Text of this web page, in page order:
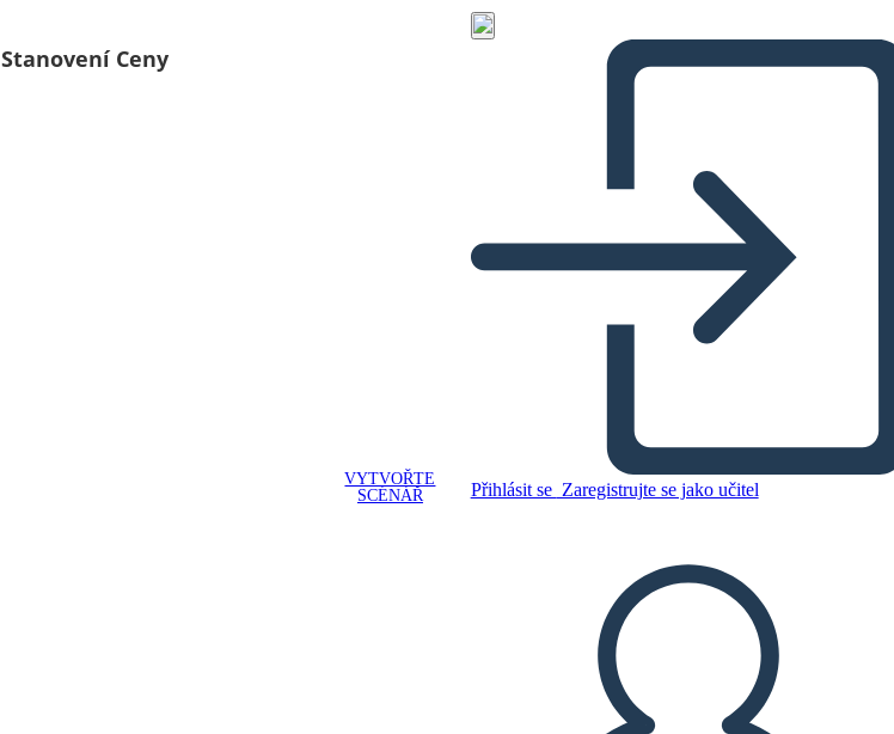
Stanovení Ceny
VYTVOŘTE
SCÉNÁŘ
Přihlásit se Zaregistrujte se jako učitel